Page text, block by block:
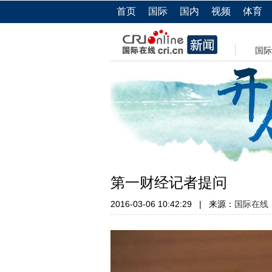
首页 国际 国内 视频 体育
国际
第一财经记者提问
2016-03-06 10:42:29 | 来源： 国际在线